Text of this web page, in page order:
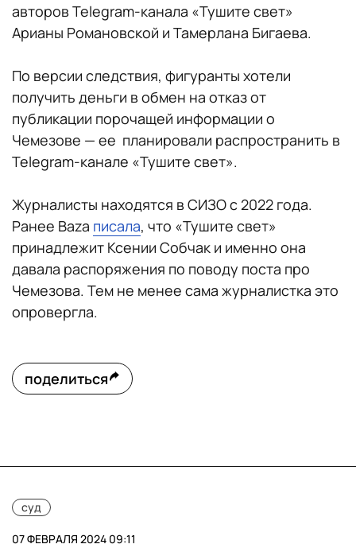
авторов Telegram-канала «Тушите свет»
Арианы Романовской и Тамерлана Бигаева.
По версии следствия, фигуранты хотели
получить деньги в обмен на отказ от
публикации порочащей информации о
Чемезове — ее планировали распространить в
Telegram-канале «Тушите свет».
Журналисты находятся в СИЗО с 2022 года.
Ранее Baza писала, что «Тушите свет»
принадлежит Ксении Собчак и именно она
давала распоряжения по поводу поста про
Чемезова. Тем не менее сама журналистка это
опровергла.
поделиться
суд
07 ФЕВРАЛЯ 2024 09:11